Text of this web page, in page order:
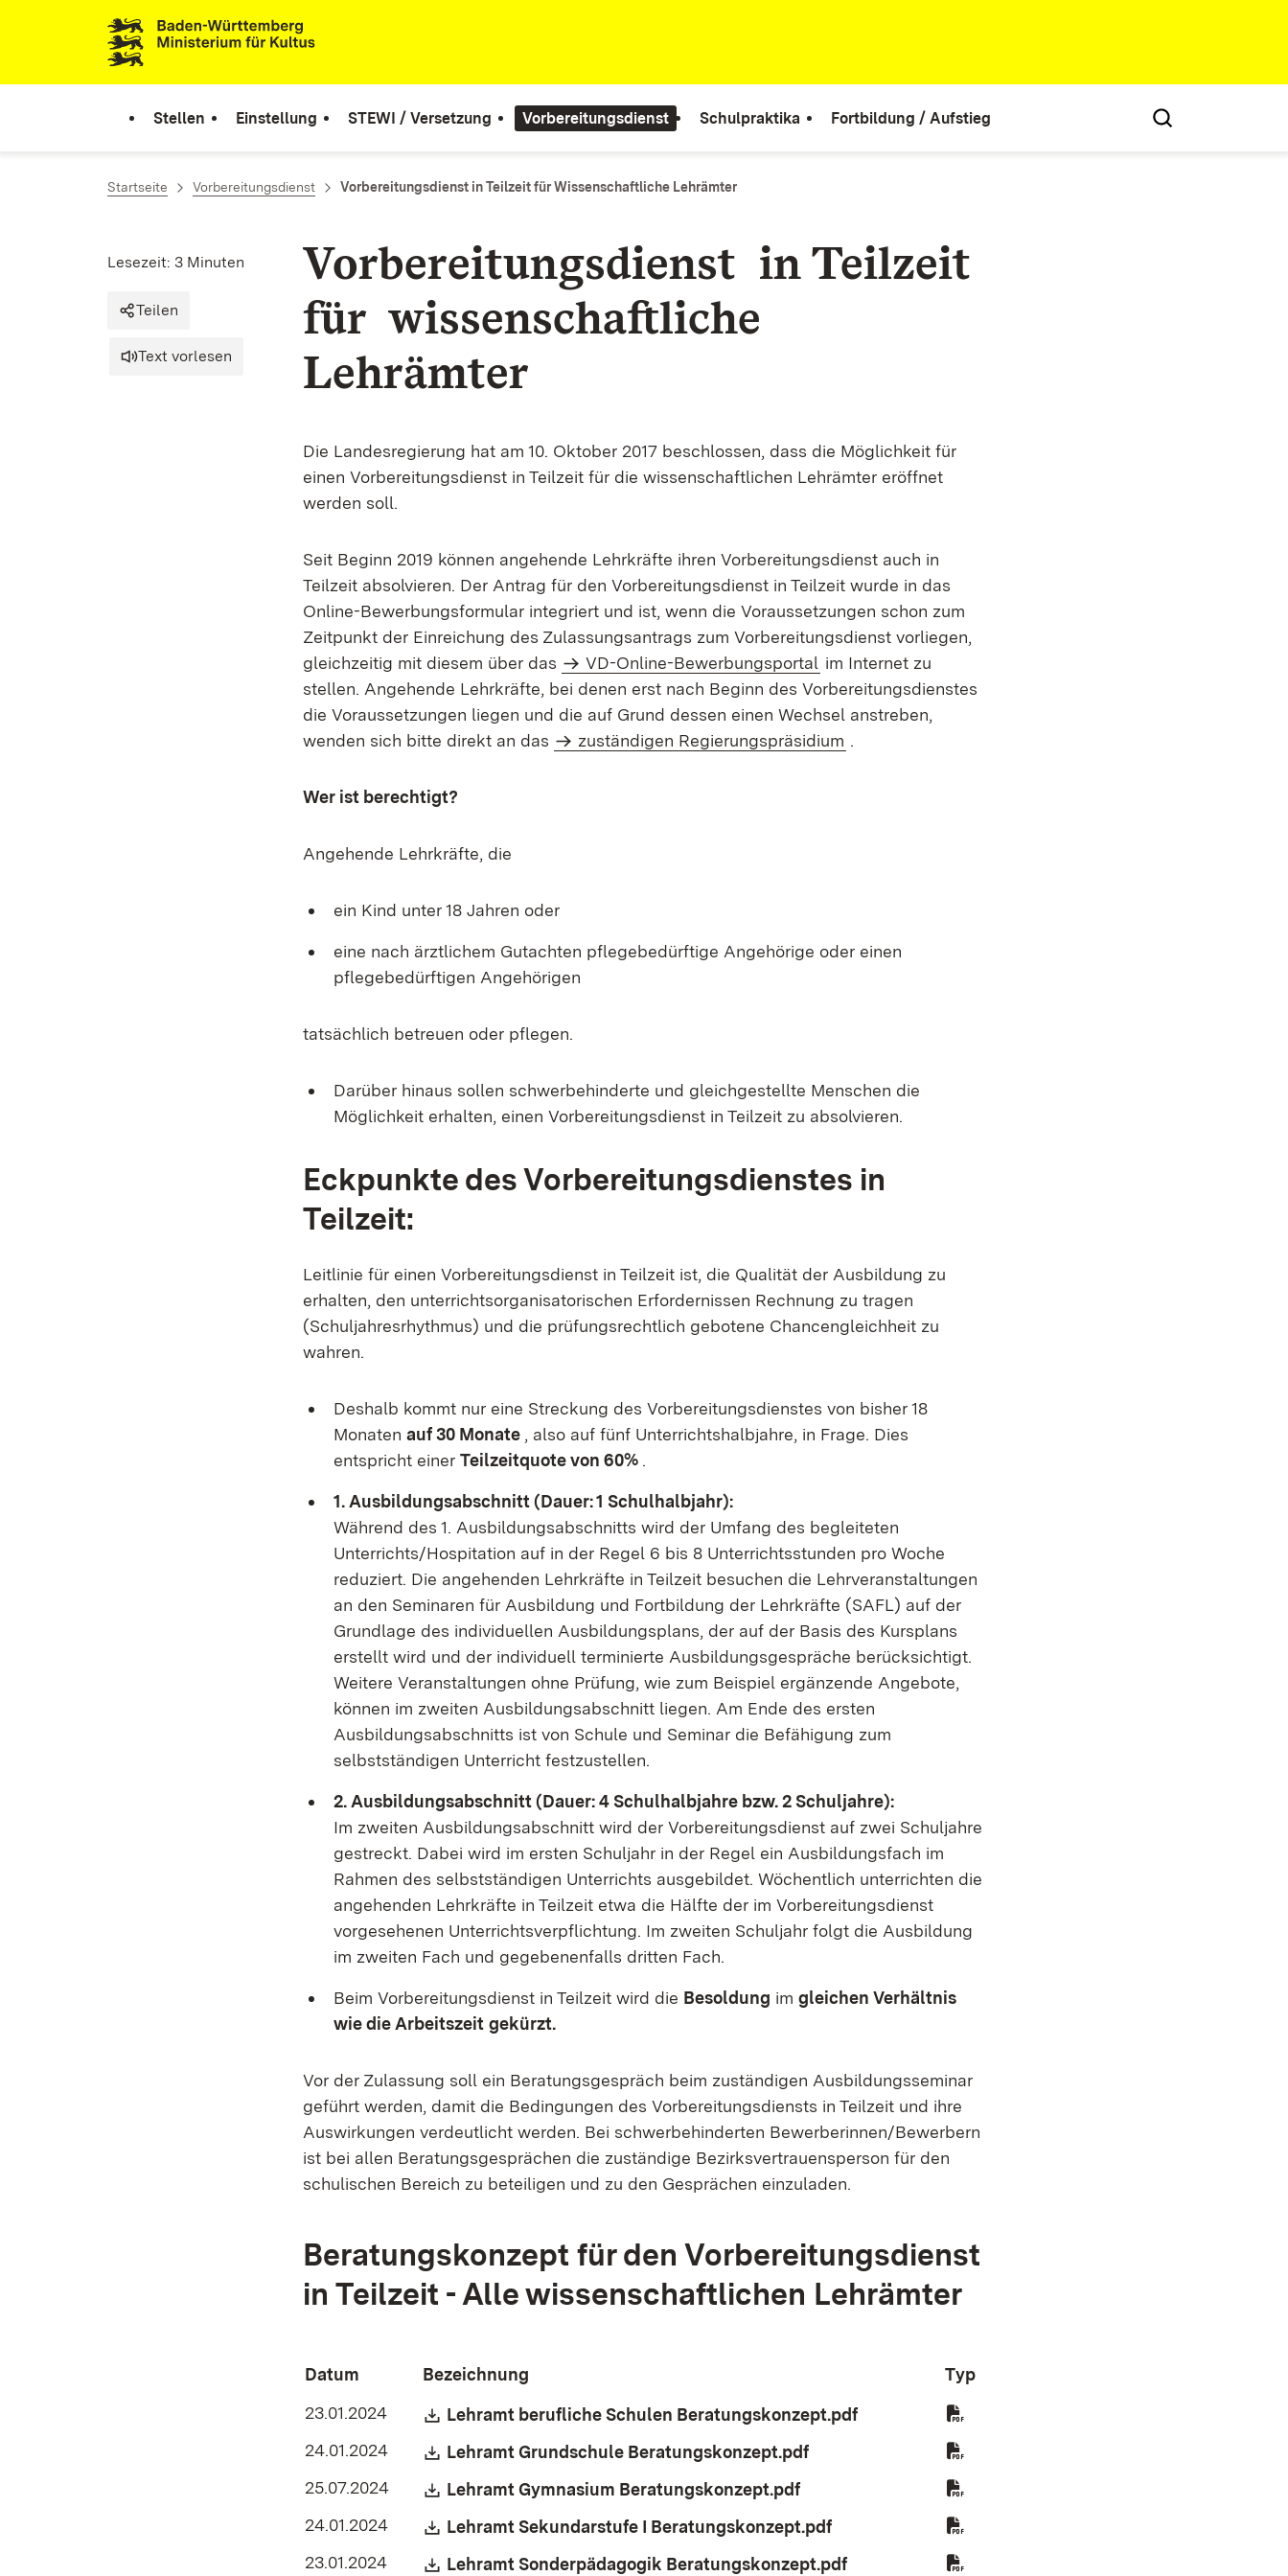
Zum Inhalt springen
Link zur Startseite
Stellen Einstellung STEWI / Versetzung Vorbereitungsdienst Schulpraktika Fortbildung / Aufstieg
Startseite Vorbereitungsdienst Vorbereitungsdienst in Teilzeit für Wissenschaftliche Lehrämter
Vorbereitungsdienst in Teilzeit
für wissenschaftliche
Lehrämter
Lesezeit: 3 Minuten
Teilen
Text vorlesen
Die Landesregierung hat am 10. Oktober 2017 beschlossen, dass die Möglichkeit für
einen Vorbereitungsdienst in Teilzeit für die wissenschaftlichen Lehrämter eröffnet
werden soll.
Seit Beginn 2019 können angehende Lehrkräfte ihren Vorbereitungsdienst auch in
Teilzeit absolvieren. Der Antrag für den Vorbereitungsdienst in Teilzeit wurde in das
Online-Bewerbungsformular integriert und ist, wenn die Voraussetzungen schon zum
Zeitpunkt der Einreichung des Zulassungsantrags zum Vorbereitungsdienst vorliegen,
gleichzeitig mit diesem über das
VD-Online-Bewerbungsportal im Internet zu
stellen. Angehende Lehrkräfte, bei denen erst nach Beginn des Vorbereitungsdienstes
die Voraussetzungen liegen und die auf Grund dessen einen Wechsel anstreben,
wenden sich bitte direkt an das
zuständigen Regierungspräsidium .
Wer ist berechtigt?
Angehende Lehrkräfte, die
ein Kind unter 18 Jahren oder
eine nach ärztlichem Gutachten pflegebedürftige Angehörige oder einen
pflegebedürftigen Angehörigen
tatsächlich betreuen oder pflegen.
Darüber hinaus sollen schwerbehinderte und gleichgestellte Menschen die
Möglichkeit erhalten, einen Vorbereitungsdienst in Teilzeit zu absolvieren.
Eckpunkte des Vorbereitungsdienstes in
Teilzeit:
Leitlinie für einen Vorbereitungsdienst in Teilzeit ist, die Qualität der Ausbildung zu
erhalten, den unterrichtsorganisatorischen Erfordernissen Rechnung zu tragen
(Schuljahresrhythmus) und die prüfungsrechtlich gebotene Chancengleichheit zu
wahren.
Deshalb kommt nur eine Streckung des Vorbereitungsdienstes von bisher 18
Monaten auf 30 Monate , also auf fünf Unterrichtshalbjahre, in Frage. Dies
entspricht einer Teilzeitquote von 60% .
1. Ausbildungsabschnitt (Dauer: 1 Schulhalbjahr):
Während des 1. Ausbildungsabschnitts wird der Umfang des begleiteten
Unterrichts/Hospitation auf in der Regel 6 bis 8 Unterrichtsstunden pro Woche
reduziert. Die angehenden Lehrkräfte in Teilzeit besuchen die Lehrveranstaltungen
an den Seminaren für Ausbildung und Fortbildung der Lehrkräfte (SAFL) auf der
Grundlage des individuellen Ausbildungsplans, der auf der Basis des Kursplans
erstellt wird und der individuell terminierte Ausbildungsgespräche berücksichtigt.
Weitere Veranstaltungen ohne Prüfung, wie zum Beispiel ergänzende Angebote,
können im zweiten Ausbildungsabschnitt liegen. Am Ende des ersten
Ausbildungsabschnitts ist von Schule und Seminar die Befähigung zum
selbstständigen Unterricht festzustellen.
2. Ausbildungsabschnitt (Dauer: 4 Schulhalbjahre bzw. 2 Schuljahre):
Im zweiten Ausbildungsabschnitt wird der Vorbereitungsdienst auf zwei Schuljahre
gestreckt. Dabei wird im ersten Schuljahr in der Regel ein Ausbildungsfach im
Rahmen des selbstständigen Unterrichts ausgebildet. Wöchentlich unterrichten die
angehenden Lehrkräfte in Teilzeit etwa die Hälfte der im Vorbereitungsdienst
vorgesehenen Unterrichtsverpflichtung. Im zweiten Schuljahr folgt die Ausbildung
im zweiten Fach und gegebenenfalls dritten Fach.
Beim Vorbereitungsdienst in Teilzeit wird die Besoldung im gleichen Verhältnis
wie die Arbeitszeit gekürzt.
Vor der Zulassung soll ein Beratungsgespräch beim zuständigen Ausbildungsseminar
geführt werden, damit die Bedingungen des Vorbereitungsdiensts in Teilzeit und ihre
Auswirkungen verdeutlicht werden. Bei schwerbehinderten Bewerberinnen/Bewerbern
ist bei allen Beratungsgesprächen die zuständige Bezirksvertrauensperson für den
schulischen Bereich zu beteiligen und zu den Gesprächen einzuladen.
Beratungskonzept für den Vorbereitungsdienst
in Teilzeit - Alle wissenschaftlichen Lehrämter
Datum Bezeichnung
Typ
23.01.2024
Download:
Lehramt berufliche Schulen Beratungskonzept.pdf (Öffnet in neuem Fenster)
24.01.2024
Download:
Lehramt Grundschule Beratungskonzept.pdf (Öffnet in neuem Fenster)
25.07.2024
Download:
Lehramt Gymnasium Beratungskonzept.pdf (Öffnet in neuem Fenster)
24.01.2024
Download:
Lehramt Sekundarstufe I Beratungskonzept.pdf (Öffnet in neuem Fenster)
23.01.2024
Download:
Lehramt Sonderpädagogik Beratungskonzept.pdf (Öffnet in neuem Fenster)